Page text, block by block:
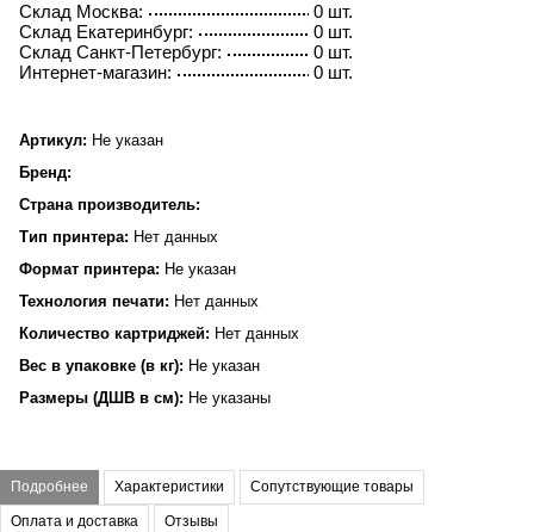
0 шт.
Склад Москва:
0 шт.
Склад Екатеринбург:
0 шт.
Склад Санкт-Петербург:
0 шт.
Интернет-магазин:
Артикул: Не указан
Бренд:
Страна производитель:
Тип принтера: Нет данных
Формат принтера: Не указан
Технология печати: Нет данных
Количество картриджей: Нет данных
Вес в упаковке (в кг): Не указан
Размеры (ДШВ в см): Не указаны
Подробнее Характеристики Сопутствующие товары
Оплата и доставка Отзывы